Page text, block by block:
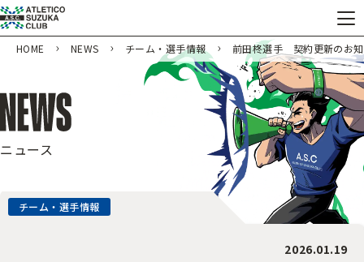
HOME NEWS チーム・選手情報 前田柊選手 契約更新のお
ニュース
チーム・選手情報
2026.01.19